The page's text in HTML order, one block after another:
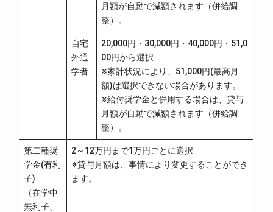
月額が自動で減額されます（併給調
整）。
自宅
外通
学者
20,000円・30,000円・40,000円・51,0
00円から選択
※家計状況により、51,000円(最高月
額)は選択できない場合があります。
※給付奨学金と併用する場合は、貸与
月額が自動で減額されます（併給調
整）。
第二種奨
学金(有利
子)
（在学中
無利子、
2～12万円まで1万円ごとに選択
※貸与月額は、事情により変更することができ
ます。